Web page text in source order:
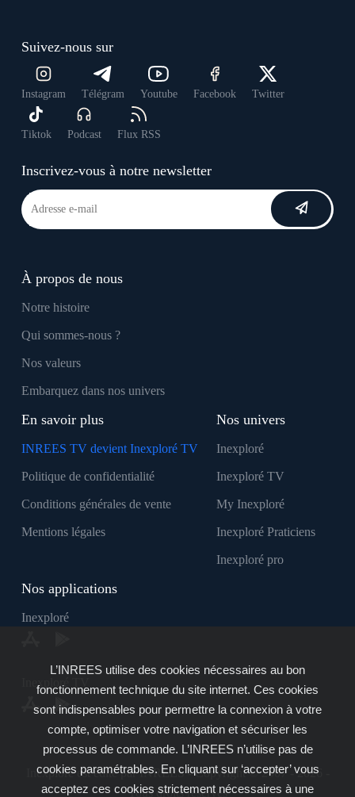
Suivez-nous sur
Instagram Télégram Youtube Facebook Twitter
Tiktok Podcast Flux RSS
Inscrivez-vous à notre newsletter
À propos de nous
Notre histoire
Qui sommes-nous ?
Nos valeurs
Embarquez dans nos univers
En savoir plus
INREES TV devient Inexploré TV
Politique de confidentialité
Conditions générales de vente
Mentions légales
Nos univers
Inexploré
Inexploré TV
My Inexploré
Inexploré Praticiens
Inexploré pro
Nos applications
Inexploré
Inexploré TV
Inexploré est édité par INREES - Copyright © 2007 - 2026 -
Tous droits réservés
L’INREES utilise des cookies nécessaires au bon
fonctionnement technique du site internet. Ces cookies
sont indispensables pour permettre la connexion à votre
compte, optimiser votre navigation et sécuriser les
processus de commande. L’INREES n’utilise pas de
cookies paramétrables. En cliquant sur ‘accepter’ vous
acceptez ces cookies strictement nécessaires à une